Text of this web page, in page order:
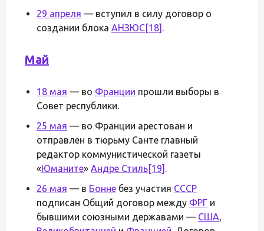
29 апреля — вступил в силу договор о
создании блока АНЗЮС[18] .
Май
18 мая — во Франции прошли выборы в
Совет республики.
25 мая — во Франции арестован и
отправлен в тюрьму Санте главный
редактор коммунистической газеты
«Юманите» Андре Стиль[19] .
26 мая — в Бонне без участия СССР
подписан Общий договор между ФРГ и
бывшими союзными державами — США,